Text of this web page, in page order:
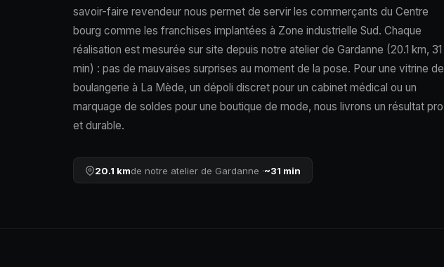
savoir-faire revendeur nous permet de servir les commerçants du Centre
bourg comme les franchises implantées à Zone industrielle Sud. Chaque
réalisation est mesurée sur site depuis notre atelier de Gardanne (20.1 km, 31
min) : pas de mauvaises surprises au moment de la pose. Pour une vitrine de
boulangerie à La Mède, un dépoli discret pour un cabinet médical ou un
marquage de soldes pour une boutique de mode, nous livrons un résultat pro
et durable.
20.1 kmde notre atelier de Gardanne ·~31 min